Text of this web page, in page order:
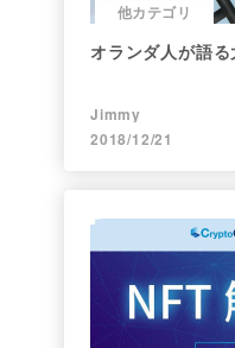
他カテゴリ
オランダ人が語
Jimmy
2018/12/21